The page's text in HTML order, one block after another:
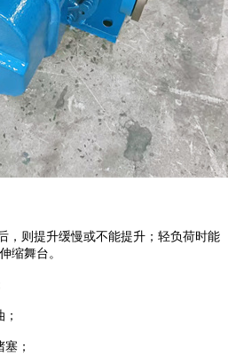
，则提升缓慢或不能提升；轻负荷时能
缩舞台。
；